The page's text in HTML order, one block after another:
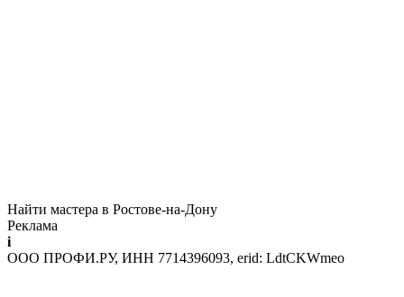
Найти мастера в Ростове-на-Дону
Реклама
i
ООО ПРОФИ.РУ, ИНН 7714396093, erid: LdtCKWmeo